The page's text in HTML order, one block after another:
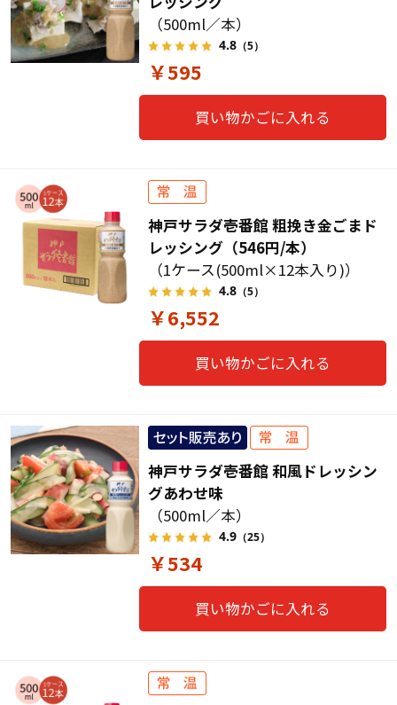
（500ml／本）
4.8（5）
￥595
買い物かごに入れる
神戸サラダ壱番館 粗挽き金ごまド
レッシング（546円/本）
（1ケース(500ml×12本入り)）
4.8（5）
￥6,552
買い物かごに入れる
神戸サラダ壱番館 和風ドレッシン
グあわせ味
（500ml／本）
4.9（25）
￥534
買い物かごに入れる